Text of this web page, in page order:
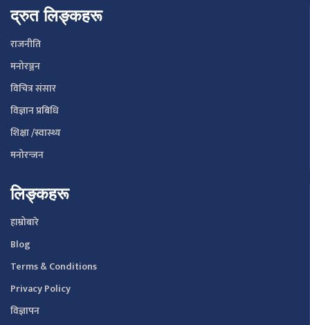
द्रुत लिङ्कहरू
राजनीति
मनोरञ्जन
विचित्र संसार
विज्ञान प्रबिधि
शिक्षा /स्वास्थ्य
मनोरन्जन
लिङ्कहरू
हाम्रोबारे
Blog
Terms & Conditions
Privacy Policy
विज्ञापन